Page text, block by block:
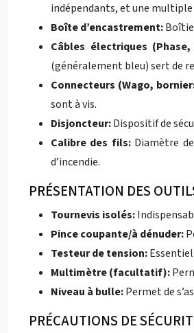
indépendants, et une
Boîte d’encastrement:
Câbles électriques
(généralement bleu) sert de
Connecteurs (Wago,
sont à vis.
Disjoncteur:Dispositif de
Calibre des fils: Diamètre
d’incendie.
PRÉSENTATION DES
Tournevis isolés:
Pince coupante/à dénuder:
Testeur de tension:
Multimètre (facultatif):
Niveau à bulle:Permet de
PRÉCAUTIONS DE